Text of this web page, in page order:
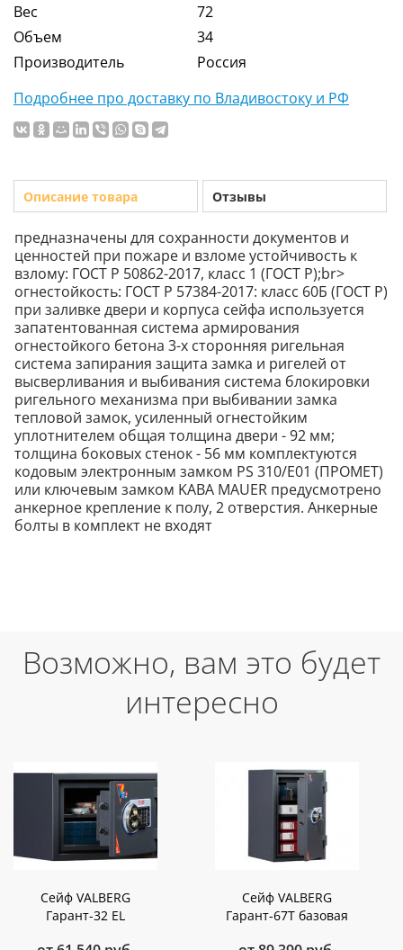
Вес
72
Объем
34
Производитель
Россия
Подробнее про доставку по Владивостоку и РФ
Описание товара Отзывы
предназначены для сохранности документов и
ценностей при пожаре и взломе устойчивость к
взлому: ГОСТ Р 50862-2017, класс 1 (ГОСТ Р);br>
огнестойкость: ГОСТ Р 57384-2017: класс 60Б (ГОСТ Р)
при заливке двери и корпуса сейфа используется
запатентованная система армирования
огнестойкого бетона 3-х сторонняя ригельная
система запирания защита замка и ригелей от
высверливания и выбивания система блокировки
ригельного механизма при выбивании замка
тепловой замок, усиленный огнестойким
уплотнителем общая толщина двери - 92 мм;
толщина боковых стенок - 56 мм комплектуются
кодовым электронным замком PS 310/E01 (ПРОМЕТ)
или ключевым замком KABA MAUER предусмотрено
анкерное крепление к полу, 2 отверстия. Анкерные
болты в комплект не входят
Возможно, вам это будет
интересно
Сейф VALBERG
Гарант-32 EL
Сейф VALBERG
Гарант-67Т базовая